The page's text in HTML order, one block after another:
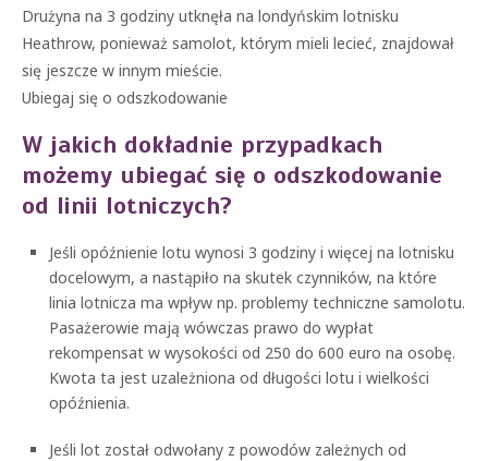
Drużyna na 3 godziny utknęła na londyńskim lotnisku
Heathrow, ponieważ samolot, którym mieli lecieć, znajdował
się jeszcze w innym mieście.
Ubiegaj się o odszkodowanie
W jakich dokładnie przypadkach
możemy ubiegać się o odszkodowanie
od linii lotniczych?
Jeśli opóźnienie lotu wynosi 3 godziny i więcej na lotnisku
docelowym, a nastąpiło na skutek czynników, na które
linia lotnicza ma wpływ np. problemy techniczne samolotu.
Pasażerowie mają wówczas prawo do wypłat
rekompensat w wysokości od 250 do 600 euro na osobę.
Kwota ta jest uzależniona od długości lotu i wielkości
opóźnienia.
Jeśli lot został odwołany z powodów zależnych od